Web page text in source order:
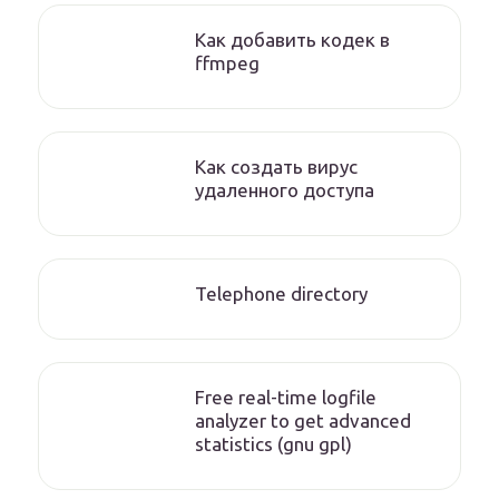
Как добавить кодек в
ffmpeg
Как создать вирус
удаленного доступа
Telephone directory
Free real-time logfile
analyzer to get advanced
statistics (gnu gpl)